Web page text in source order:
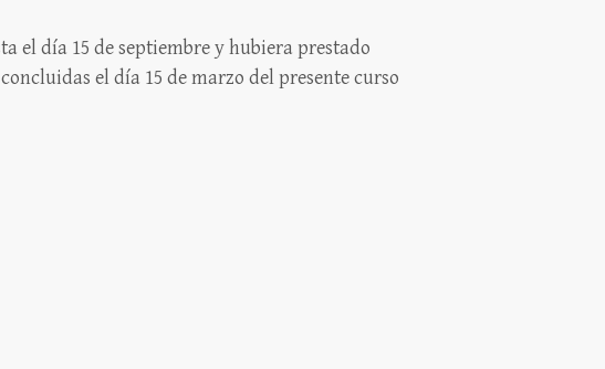
el día 15 de septiembre y hubiera prestado
el día 15 de marzo del presente curso